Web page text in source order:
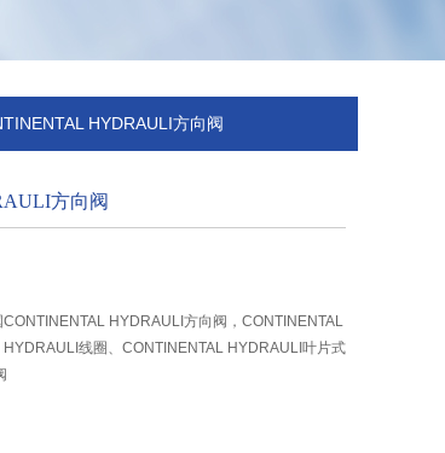
HYDRAULI方向阀
方向阀
HYDRAULI方向阀，CONTINENTAL
线圈、CONTINENTAL HYDRAULI叶片式